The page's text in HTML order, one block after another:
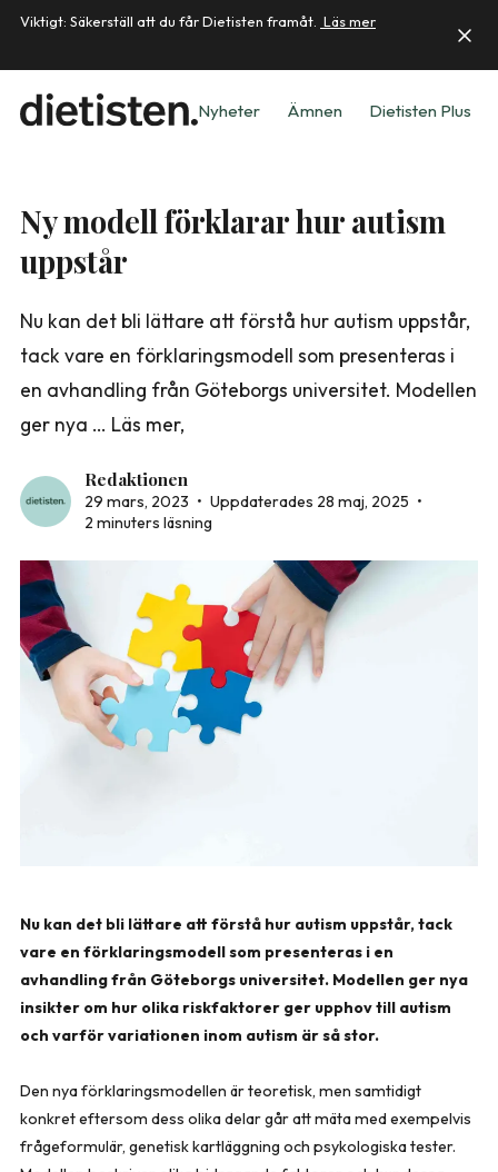
Viktigt: Säkerställ att du får Dietisten framåt. Läs mer
Nyheter Ämnen Dietisten Plus
Ny modell förklarar hur autism
uppstår
Nu kan det bli lättare att förstå hur autism uppstår,
tack vare en förklaringsmodell som presenteras i
en avhandling från Göteborgs universitet. Modellen
ger nya … Läs mer,
Redaktionen
29 mars, 2023 • Uppdaterades 28 maj, 2025 •
2 minuters läsning
Nu kan det bli lättare att förstå hur autism uppstår, tack
vare en förklaringsmodell som presenteras i en
avhandling från Göteborgs universitet. Modellen ger nya
insikter om hur olika riskfaktorer ger upphov till autism
och varför variationen inom autism är så stor.
Den nya förklaringsmodellen är teoretisk, men samtidigt
konkret eftersom dess olika delar går att mäta med exempelvis
frågeformulär, genetisk kartläggning och psykologiska tester.